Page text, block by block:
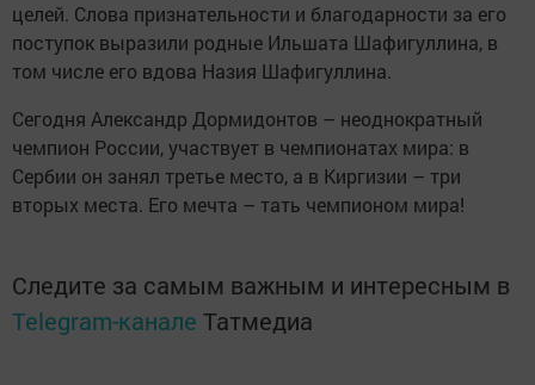
целей. Слова признательности и благодарности за его
поступок выразили родные Ильшата Шафигуллина, в
том числе его вдова Назия Шафигуллина.
Сегодня Александр Дормидонтов – неоднократный
чемпион России, участвует в чемпионатах мира: в
Сербии он занял третье место, а в Киргизии – три
вторых места. Его мечта – тать чемпионом мира!
Следите за самым важным и интересным в
Telegram-канале Татмедиа